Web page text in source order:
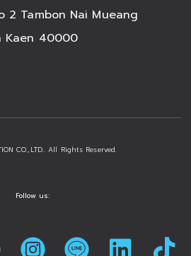
2 Tambon Nai Mueang
Kaen 40000
CO.,LTD.. All Rights Reserved.
Follow us: